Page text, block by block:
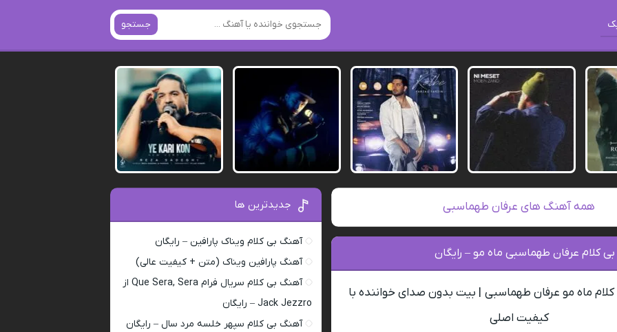
جستجو
همه آهنگ های عرفان طهماسبی
بی کلام عرفان طهماسبی ماه مو – رایگان
کلام ماه مو عرفان طهماسبی | بیت بدون صدای خواننده با
کیفیت اصلی
جدیدترین ها
آهنگ بی کلام ویناک پارافین – رایگان
آهنگ پارافین ویناک (متن + کیفیت عالی)
آهنگ بی کلام سریال فرام Que Sera, Sera از
Jack Jezzro – رایگان
آهنگ بی کلام سپهر خلسه مرد سال – رایگان